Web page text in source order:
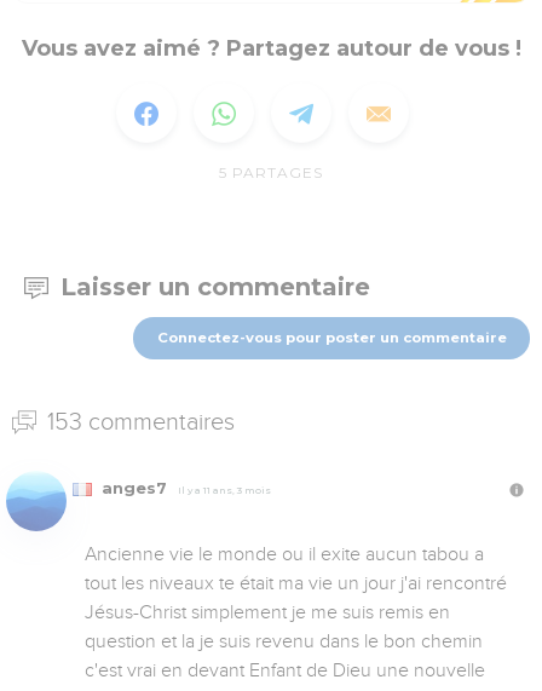
Vous avez aimé ? Partagez autour de vous !
5 PARTAGES
Laisser un commentaire
Connectez-vous pour poster un commentaire
153 commentaires
anges7 Il y a 11 ans, 3 mois
Ancienne vie le monde ou il exite aucun tabou a
tout les niveaux te était ma vie un jour j'ai rencontré
Jésus-Christ simplement je me suis remis en
question et la je suis revenu dans le bon chemin
c'est vrai en devant Enfant de Dieu une nouvelle